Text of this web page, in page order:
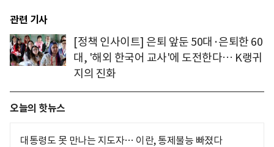
관련 기사
[정책 인사이트] 은퇴 앞둔 50대·은퇴한 60
대, '해외 한국어 교사'에 도전한다… K랭귀
지의 진화
오늘의 핫뉴스
대통령도 못 만나는 지도자… 이란, 통제불능 빠졌다